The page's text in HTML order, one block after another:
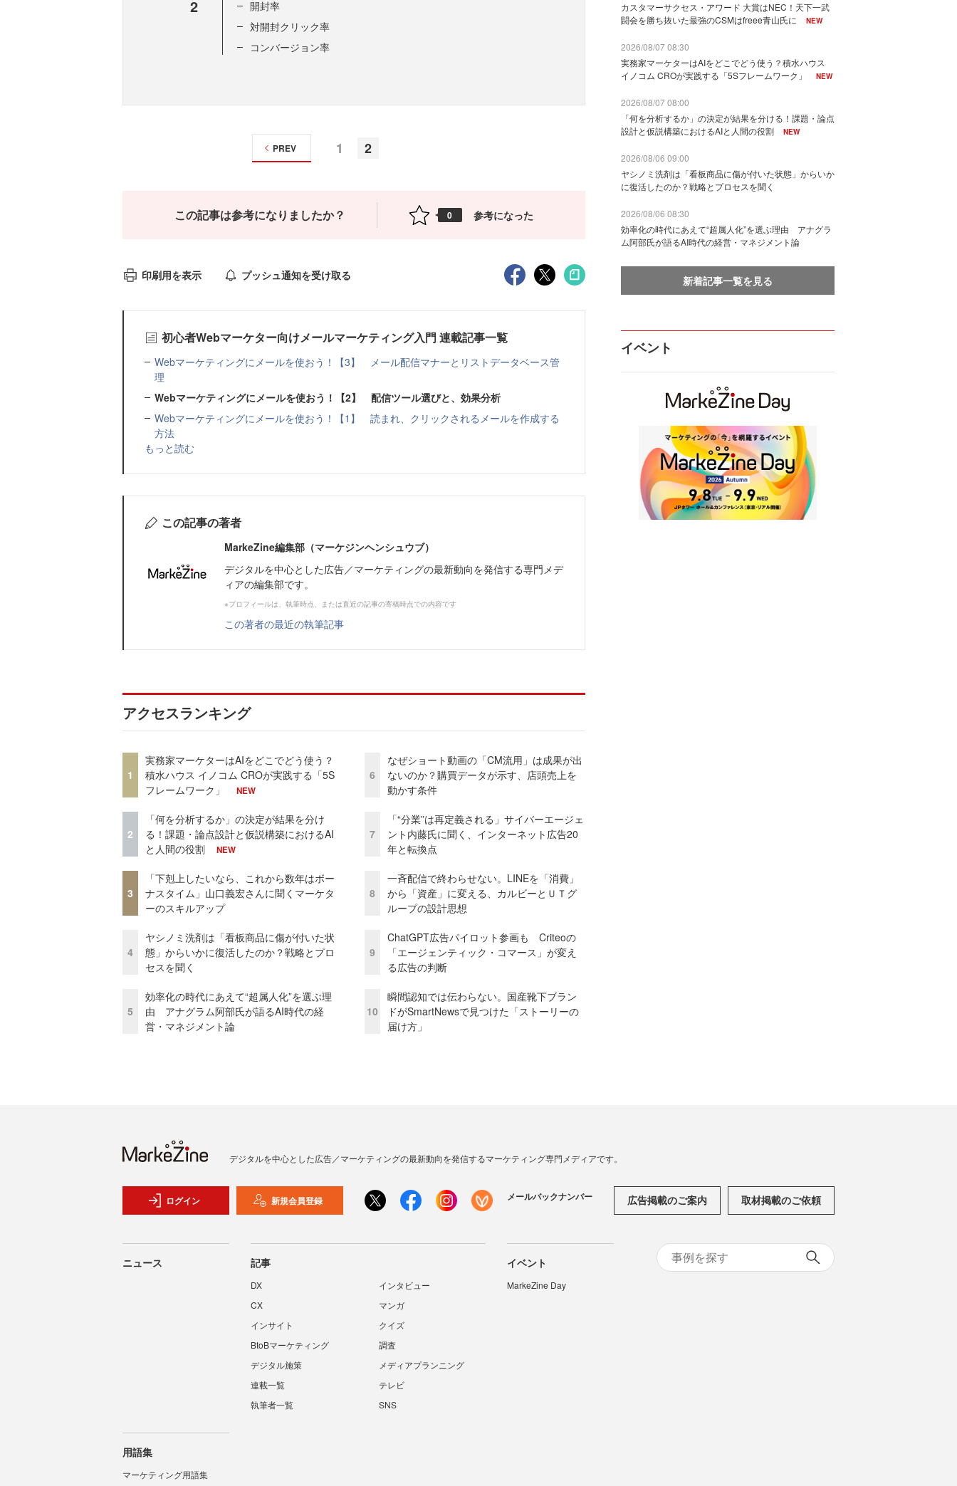
2
開封率
対開封クリック率
コンバージョン率
1 2
PREV
この記事は参考になりましたか？ 0 参考になった
印刷用を表示 プッシュ通知を受け取る
初心者Webマーケター向けメールマーケティング入門 連載記事一覧
Webマーケティングにメールを使おう！【3】 メール配信マナーとリストデータベース管
理
Webマーケティングにメールを使おう！【2】 配信ツール選びと、効果分析
Webマーケティングにメールを使おう！【1】 読まれ、クリックされるメールを作成する
方法
もっと読む
この記事の著者
MarkeZine編集部（マーケジンヘンシュウブ）
デジタルを中心とした広告／マーケティングの最新動向を発信する専門メデ
ィアの編集部です。
※プロフィールは、執筆時点、または直近の記事の寄稿時点での内容です
この著者の最近の執筆記事
アクセスランキング
1
実務家マーケターはAIをどこでどう使う？
積水ハウス イノコム CROが実践する「5S
フレームワーク」
NEW
2
「何を分析するか」の決定が結果を分け
る！課題・論点設計と仮説構築におけるAI
と人間の役割
NEW
3
「下剋上したいなら、これから数年はボー
ナスタイム」山口義宏さんに聞くマーケタ
ーのスキルアップ
4
ヤシノミ洗剤は「看板商品に傷が付いた状
態」からいかに復活したのか？戦略とプロ
セスを聞く
5
効率化の時代にあえて“超属人化”を選ぶ理
由 アナグラム阿部氏が語るAI時代の経
営・マネジメント論
6
なぜショート動画の「CM流用」は成果が出
ないのか？購買データが示す、店頭売上を
動かす条件
7
「“分業”は再定義される」サイバーエージェ
ント内藤氏に聞く、インターネット広告20
年と転換点
8
一斉配信で終わらせない。LINEを「消費」
から「資産」に変える、カルビーとＵＴグ
ループの設計思想
9
ChatGPT広告パイロット参画も Criteoの
「エージェンティック・コマース」が変え
る広告の判断
10
瞬間認知では伝わらない。国産靴下ブラン
ドがSmartNewsで見つけた「ストーリーの
届け方」
カスタマーサクセス・アワード 大賞はNEC！天下一武
闘会を勝ち抜いた最強のCSMはfreee青山氏に
NEW
2026/08/07 08:30
実務家マーケターはAIをどこでどう使う？積水ハウス
イノコム CROが実践する「5Sフレームワーク」
NEW
2026/08/07 08:00
「何を分析するか」の決定が結果を分ける！課題・論点
設計と仮説構築におけるAIと人間の役割
NEW
2026/08/06 09:00
ヤシノミ洗剤は「看板商品に傷が付いた状態」からいか
に復活したのか？戦略とプロセスを聞く
2026/08/06 08:30
効率化の時代にあえて“超属人化”を選ぶ理由 アナグラ
ム阿部氏が語るAI時代の経営・マネジメント論
新着記事一覧を見る
イベント
デジタルを中心とした広告／マーケティングの最新動向を発信するマーケティング専門メディアです。
ログイン 新規会員登録 メールバックナンバー 広告掲載のご案内 取材掲載のご依頼
ニュース 記事
DX
インタビュー
CX
マンガ
インサイト
クイズ
BtoBマーケティング
調査
デジタル施策
メディアプランニング
連載一覧
テレビ
執筆者一覧
SNS
イベント
MarkeZine Day
用語集
マーケティング用語集